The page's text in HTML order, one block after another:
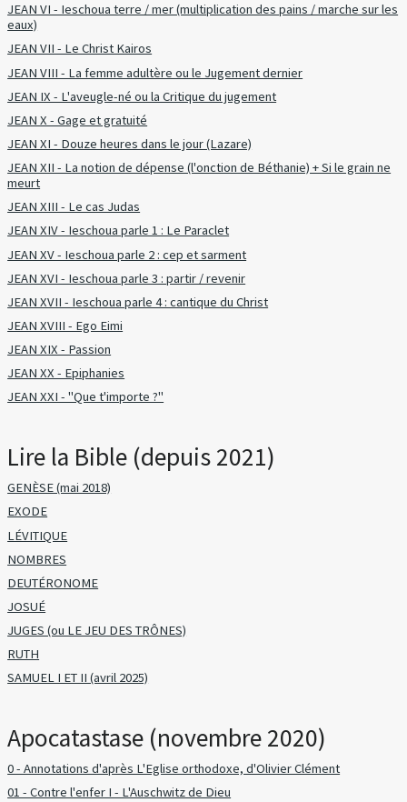
JEAN VI - Ieschoua terre / mer (multiplication des pains / marche sur les
eaux)
JEAN VII - Le Christ Kairos
JEAN VIII - La femme adultère ou le Jugement dernier
JEAN IX - L'aveugle-né ou la Critique du jugement
JEAN X - Gage et gratuité
JEAN XI - Douze heures dans le jour (Lazare)
JEAN XII - La notion de dépense (l'onction de Béthanie) + Si le grain ne
meurt
JEAN XIII - Le cas Judas
JEAN XIV - Ieschoua parle 1 : Le Paraclet
JEAN XV - Ieschoua parle 2 : cep et sarment
JEAN XVI - Ieschoua parle 3 : partir / revenir
JEAN XVII - Ieschoua parle 4 : cantique du Christ
JEAN XVIII - Ego Eimi
JEAN XIX - Passion
JEAN XX - Epiphanies
JEAN XXI - "Que t'importe ?"
Lire la Bible (depuis 2021)
GENÈSE (mai 2018)
EXODE
LÉVITIQUE
NOMBRES
DEUTÉRONOME
JOSUÉ
JUGES (ou LE JEU DES TRÔNES)
RUTH
SAMUEL I ET II (avril 2025)
Apocatastase (novembre 2020)
0 - Annotations d'après L'Eglise orthodoxe, d'Olivier Clément
01 - Contre l'enfer I - L'Auschwitz de Dieu